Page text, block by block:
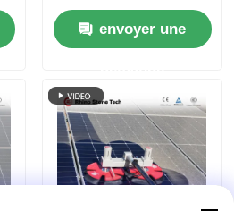
de nettoyage des
panneaux solaires à
double tête Pinceau
envoyer une